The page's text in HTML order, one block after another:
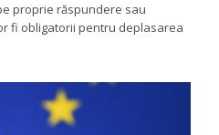
proprie răspundere sau
fi obligatorii pentru deplasarea